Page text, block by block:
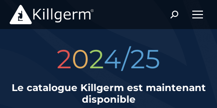
2024/25
Le catalogue Killgerm est maintenant
disponible